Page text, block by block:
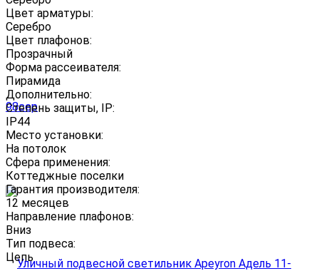
Цвет арматуры:
Серебро
Цвет плафонов:
Прозрачный
Форма рассеивателя:
Пирамида
Дополнительно:
Степень защиты, IP:
IP44
Место установки:
На потолок
Сфера применения:
Коттеджные поселки
Гарантия производителя:
12 месяцев
Направление плафонов:
Вниз
Тип подвеса:
Цепь